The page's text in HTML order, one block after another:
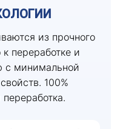
из прочного
переработке и
с минимальной
100%